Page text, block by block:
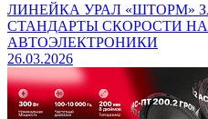
ЛИНЕЙКА УРАЛ «ШТОРМ»
СТАНДАРТЫ СКОРОСТИ
АВТОЭЛЕКТРОНИКИ
26.03.2026